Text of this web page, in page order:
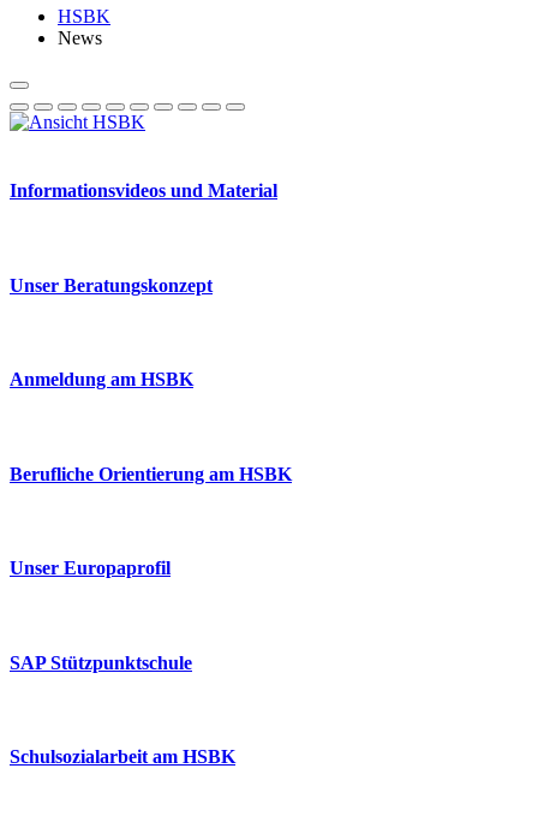
HSBK
News
Informationsvideos und Material
Unser Beratungskonzept
Anmeldung am HSBK
Berufliche Orientierung am HSBK
Unser Europaprofil
SAP Stützpunktschule
Schulsozialarbeit am HSBK